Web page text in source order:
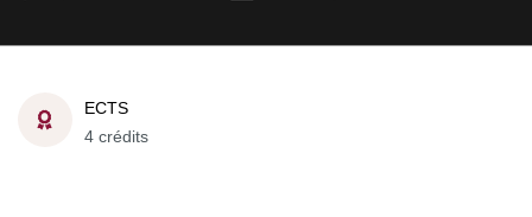
ECTS
4 crédits